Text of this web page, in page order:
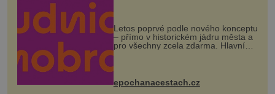
Letos poprvé podle nového konceptu
– přímo v historickém jádru města a
pro všechny zcela zdarma. Hlavní
program se odehraje na Karlově a
mohou těšit na víno, burčák, pes...
epochanacestach.cz